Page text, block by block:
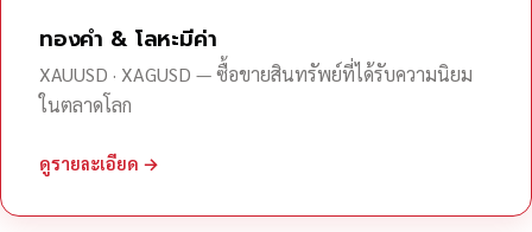
ทองคำ & โลหะมีค่า
XAUUSD · XAGUSD — ซื้อขายสินทรัพย์ที่ได้รับความนิยม
ในตลาดโลก
ดูรายละเอียด →